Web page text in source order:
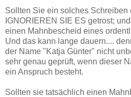
Sollten Sie ein solches Schreiben
IGNORIEREN SIE ES getrost;
einen Mahnbescheid eines
Und das kann lange dauern....
der Name "Katja Günter" nicht
sehr genau geprüft, wenn dieser
ein Anspruch besteht.
Sollten sie tatsächlich einen